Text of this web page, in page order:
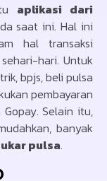
aplikasi dari
saat ini. Hal ini
hal transaksi
hari. Untuk
bpjs, beli pulsa
pembayaran
Selain itu,
banyak
pulsa.